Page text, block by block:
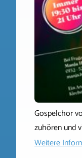
Gospelchor
zuhören und
Weitere